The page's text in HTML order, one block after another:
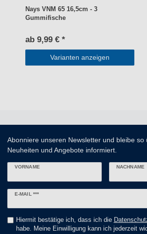
Nays VNM 65 16,5cm - 3
Gummifische
ab 9,99 € *
Varianten anzeigen
Abonniere unseren Newsletter und bleibe so
Neuheiten und Angebote informiert.
VORNAME NACHNAME
E-MAIL ***
Newsletter
Hiermit bestätige ich, dass ich die
habe. Meine Einwilligung kann ich jederzeit